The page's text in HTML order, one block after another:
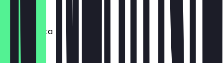
9,80 €
Chicken Pita
9,80 €